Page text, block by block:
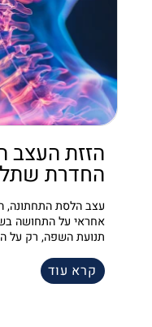
הזזת העצב
החדרת
עצב הלסת התחתונה,
אחראי על התחושה
תנועת השפה, רק על
קרא עוד